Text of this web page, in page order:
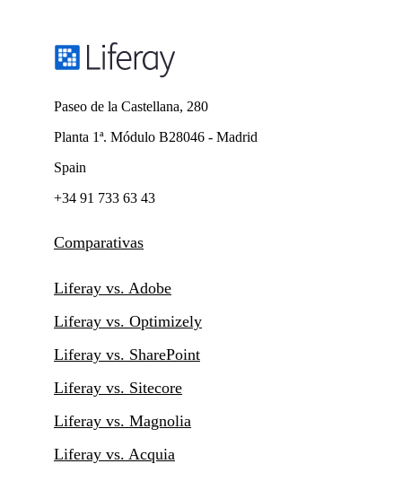
Paseo de la Castellana, 280
Planta 1ª. Módulo B28046 - Madrid
Spain
+34 91 733 63 43
Comparativas
Liferay vs. Adobe
Liferay vs. Optimizely
Liferay vs. SharePoint
Liferay vs. Sitecore
Liferay vs. Magnolia
Liferay vs. Acquia